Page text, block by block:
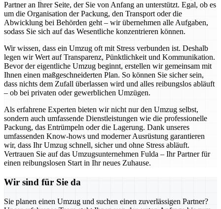
Partner an Ihrer Seite, der Sie von Anfang an unterstützt. Egal, ob es
um die Organisation der Packung, den Transport oder die
Abwicklung bei Behörden geht – wir übernehmen alle Aufgaben,
sodass Sie sich auf das Wesentliche konzentrieren können.
Wir wissen, dass ein Umzug oft mit Stress verbunden ist. Deshalb
legen wir Wert auf Transparenz, Pünktlichkeit und Kommunikation.
Bevor der eigentliche Umzug beginnt, erstellen wir gemeinsam mit
Ihnen einen maßgeschneiderten Plan. So können Sie sicher sein,
dass nichts dem Zufall überlassen wird und alles reibungslos abläuft
– ob bei privaten oder gewerblichen Umzügen.
Als erfahrene Experten bieten wir nicht nur den Umzug selbst,
sondern auch umfassende Dienstleistungen wie die professionelle
Packung, das Entrümpeln oder die Lagerung. Dank unseres
umfassenden Know-hows und moderner Ausrüstung garantieren
wir, dass Ihr Umzug schnell, sicher und ohne Stress abläuft.
Vertrauen Sie auf das Umzugsunternehmen Fulda – Ihr Partner für
einen reibungslosen Start in Ihr neues Zuhause.
Wir sind für Sie da
Sie planen einen Umzug und suchen einen zuverlässigen Partner?